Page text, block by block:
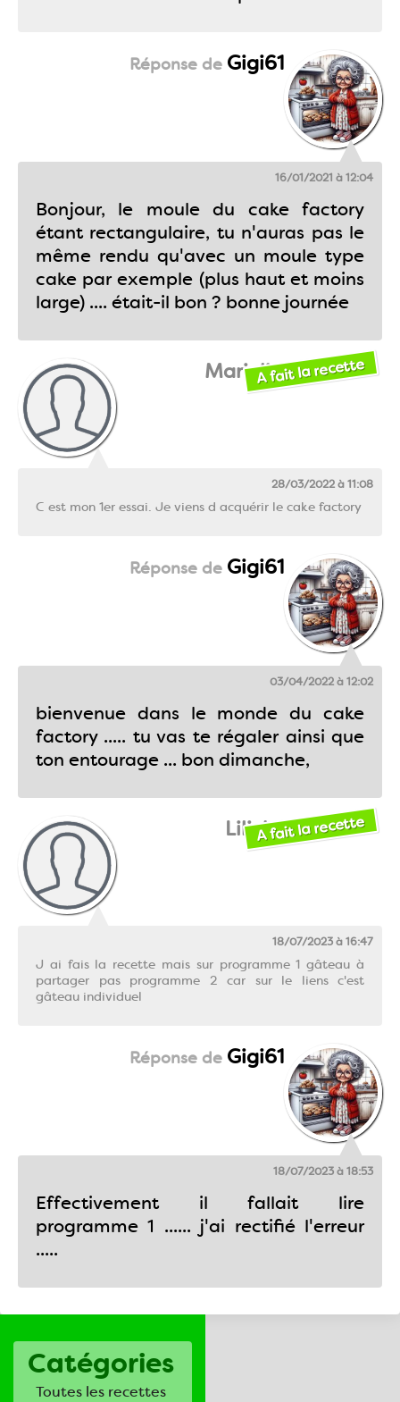
Catégories
Toutes les recettes
Gigi61
16/01/2021 à 12:04
Bonjour, le moule du cake factory
étant rectangulaire, tu n'auras pas le
même rendu qu'avec un moule type
cake par exemple (plus haut et moins
large) .... était-il bon ? bonne journée
MarieliahA fait la recette
28/03/2022 à 11:08
C est mon 1er essai. Je viens d acquérir le cake factory
Gigi61
03/04/2022 à 12:02
bienvenue dans le monde du cake
factory ..... tu vas te régaler ainsi que
ton entourage ... bon dimanche,
LilickA fait la recette
18/07/2023 à 16:47
J ai fais la recette mais sur programme 1 gâteau à
partager pas programme 2 car sur le liens c'est
gâteau individuel
Gigi61
18/07/2023 à 18:53
Effectivement il fallait lire
programme 1 ...... j'ai rectifié l'erreur
.....